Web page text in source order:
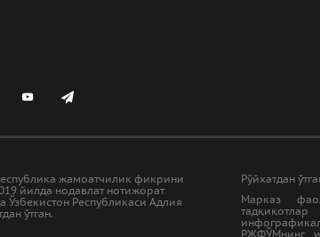
жамоатчилик фикрини
йилда нодавлат нотижорат
Ўзбекистон Республикаси Адлия
ўтган.
Рўйхатдан
Марказ
тадқиқотлар
РЖФЎМнинг